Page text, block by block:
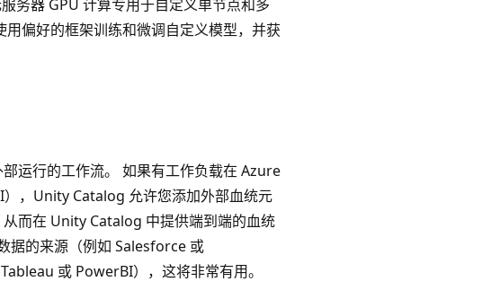
务器 GPU 计算专用于自定义单节点和多
偏好的框架训练和微调自定义模型，并获
运行的工作流。 如果有工作负载在 Azure
，Unity Catalog 允许您添加外部血统元
而在 Unity Catalog 中提供端到端的血统
据的来源（例如 Salesforce 或
或 PowerBI），这将非常有用。